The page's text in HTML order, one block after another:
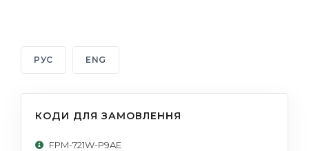
РУС ENG
КОДИ ДЛЯ ЗАМОВЛЕННЯ
FPM-721W-P9AE